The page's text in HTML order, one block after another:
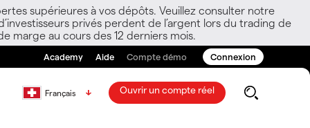
supérieures à vos dépôts. Veuillez consulter notre
privés perdent de l’argent lors du trading de
marge au cours des 12 derniers mois.
Academy Aide Compte démo Connexion
Français Ouvrir un compte réel